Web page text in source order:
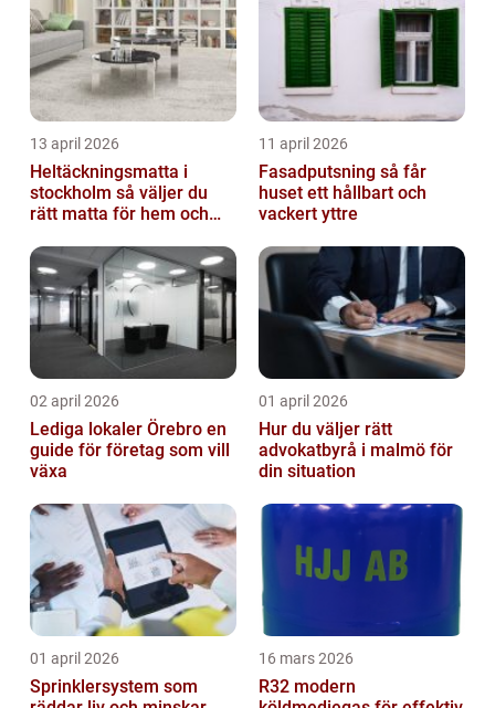
13 april 2026
Heltäckningsmatta i
stockholm så väljer du
rätt matta för hem och
11 april 2026
Fasadputsning så får
huset ett hållbart och
vackert yttre
02 april 2026
Lediga lokaler Örebro en
guide för företag som vill
växa
01 april 2026
Hur du väljer rätt
advokatbyrå i malmö för
din situation
01 april 2026
Sprinklersystem som
16 mars 2026
R32 modern